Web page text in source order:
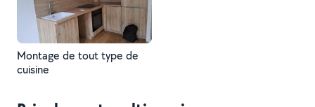
Montage de tout type de
cuisine